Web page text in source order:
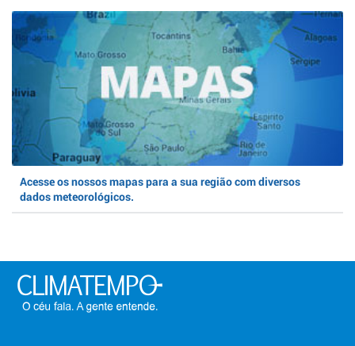
Acesse os nossos mapas para a sua região com diversos
dados meteorológicos.